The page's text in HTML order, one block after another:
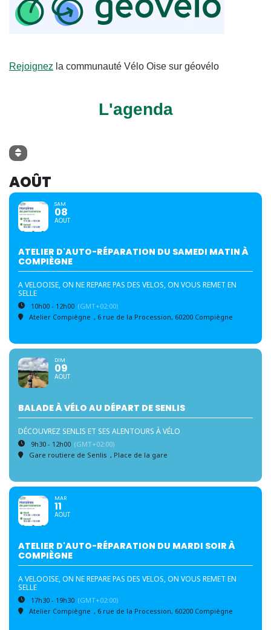
Rejoignez la communauté Vélo Oise sur géovélo
L'agenda
AOÛT
SAM
08
AOUT
ATELIER D'AUTO-RÉPARATION DU SAMEDI MATIN À
COMPIÈGNE
A VELOOISE, ON NE REPARE PAS DES VELOS, ON VOUS REMET EN
SELLE
10h00 - 12h00 (GMT+02:00)
Atelier Compiègne , 6 rue de la Procession, 60200 Compiègne
DIM
09
AOUT
BALADE À VÉLO AU DÉPART DE SENLIS
DÉCOUVREZ SENLIS ET SES ALENTOURS À VÉLO
9h30 - 12h00 (GMT+02:00)
Gare routiere de Senlis , Place de la gare
MAR
11
AOUT
ATELIER D'AUTO-RÉPARATION DU MARDI SOIR À
COMPIÈGNE
A VELOOISE, ON NE REPARE PAS DES VELOS, ON VOUS REMET EN
SELLE
17h30 - 19h30 (GMT+02:00)
Atelier Compiègne , 6 rue de la Procession, 60200 Compiègne